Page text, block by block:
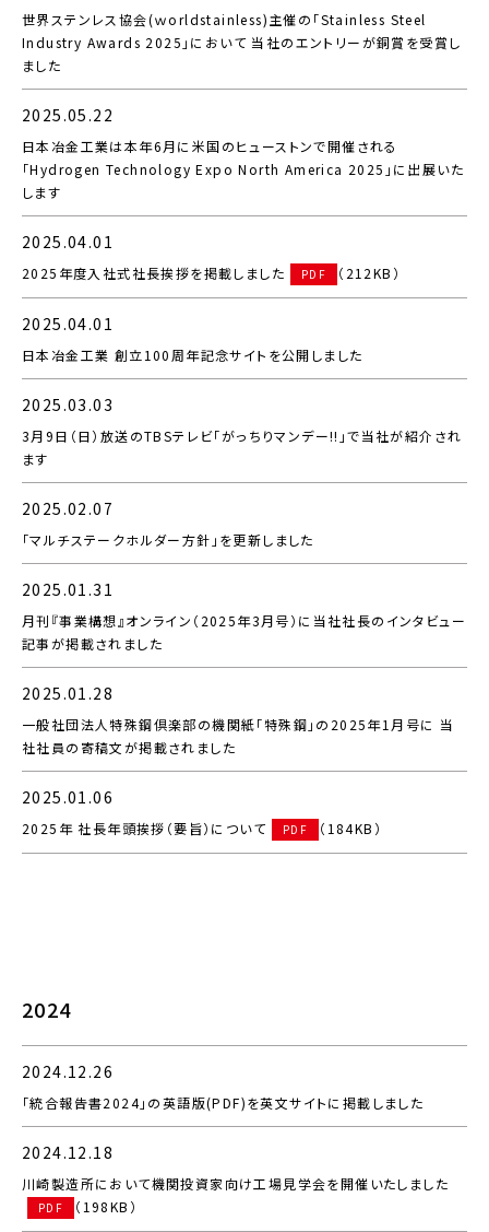
世界ステンレス協会(ｗorldstainless)主催の「Stainless Steel
Industry Awards 2025」において 当社のエントリーが銅賞を受賞し
ました
2025.05.22
日本冶金工業は本年6月に米国のヒューストンで開催される
「Hydrogen Technology Expo North America 2025」に出展いた
します
2025.04.01
2025年度入社式社長挨拶を掲載しました PDF （212KB）
2025.04.01
日本冶金工業 創立100周年記念サイトを公開しました
2025.03.03
3月9日（日）放送のTBSテレビ「がっちりマンデー!!」で当社が紹介され
ます
2025.02.07
「マルチステークホルダー方針」を更新しました
2025.01.31
月刊『事業構想』オンライン（2025年3月号）に当社社長のインタビュー
記事が掲載されました
2025.01.28
一般社団法人特殊鋼倶楽部の機関紙「特殊鋼」の2025年1月号に 当
社社員の寄稿文が掲載されました
2025.01.06
2025年 社長年頭挨拶（要旨）について PDF （184KB）
2024
2024.12.26
「統合報告書2024」の英語版(PDF)を英文サイトに掲載しました
2024.12.18
川崎製造所において機関投資家向け工場見学会を開催いたしました
PDF （198KB）